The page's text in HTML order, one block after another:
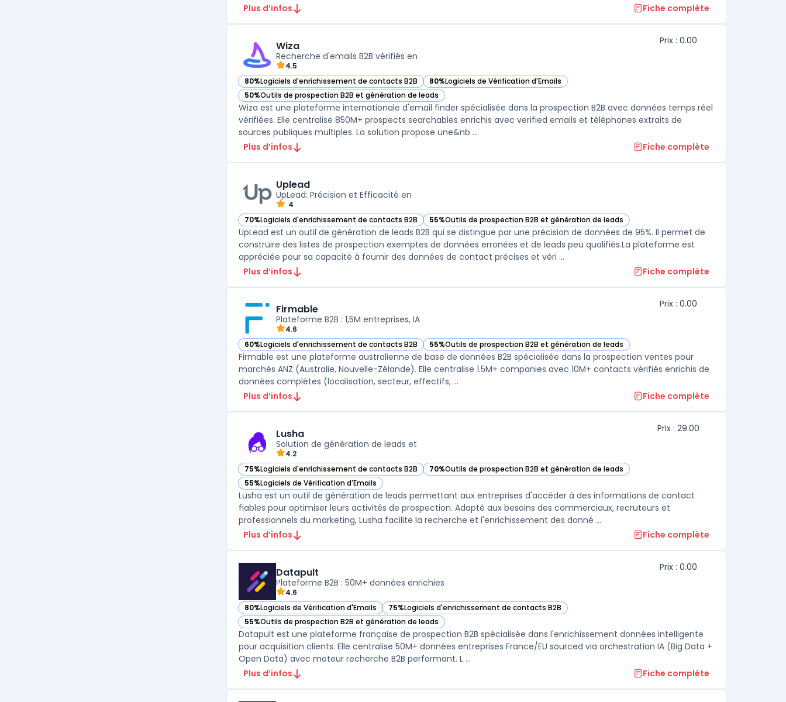
Plus d’infos
Fiche complète
Wiza
Recherche d'emails B2B vérifiés en
4.5
Prix : 0.00
80%Logiciels d'enrichissement de contacts B2B
— voir Wiza dans cette catégorie 80%Logiciels de Vérification d'Emails
— voir Wiza dans cette catégorie
50%Outils de prospection B2B et génération de leads
— voir Wiza dans cette catégorie
Wiza est une plateforme internationale d'email finder spécialisée dans la prospection B2B avec données temps réel
vérifiées. Elle centralise 850M+ prospects searchables enrichis avec verified emails et téléphones extraits de
sources publiques multiples. La solution propose une&nb ...
Plus d’infos
Fiche complète
Uplead
UpLead: Précision et Efficacité en
4
70%Logiciels d'enrichissement de contacts B2B
— voir Uplead dans cette catégorie 55%Outils de prospection B2B et génération de leads
— voir Uplead dans cette catégorie
UpLead est un outil de génération de leads B2B qui se distingue par une précision de données de 95%. Il permet de
construire des listes de prospection exemptes de données erronées et de leads peu qualifiés.La plateforme est
appréciée pour sa capacité à fournir des données de contact précises et véri ...
Plus d’infos
Fiche complète
Firmable
Plateforme B2B : 1,5M entreprises, IA
4.6
Prix : 0.00
60%Logiciels d'enrichissement de contacts B2B
— voir Firmable dans cette catégorie 55%Outils de prospection B2B et génération de leads
— voir Firmable dans cette catégorie
Firmable est une plateforme australienne de base de données B2B spécialisée dans la prospection ventes pour
marchés ANZ (Australie, Nouvelle-Zélande). Elle centralise 1.5M+ companies avec 10M+ contacts vérifiés enrichis de
données complètes (localisation, secteur, effectifs, ...
Plus d’infos
Fiche complète
Lusha
Solution de génération de leads et
4.2
Prix : 29.00
75%Logiciels d'enrichissement de contacts B2B
— voir Lusha dans cette catégorie 70%Outils de prospection B2B et génération de leads
— voir Lusha dans cette catégorie
55%Logiciels de Vérification d'Emails
— voir Lusha dans cette catégorie
Lusha est un outil de génération de leads permettant aux entreprises d'accéder à des informations de contact
fiables pour optimiser leurs activités de prospection. Adapté aux besoins des commerciaux, recruteurs et
professionnels du marketing, Lusha facilite la recherche et l'enrichissement des donné ...
Plus d’infos
Fiche complète
Datapult
Plateforme B2B : 50M+ données enrichies
4.6
Prix : 0.00
80%Logiciels de Vérification d'Emails
— voir Datapult dans cette catégorie 75%Logiciels d'enrichissement de contacts B2B
— voir Datapult dans cette catégorie
55%Outils de prospection B2B et génération de leads
— voir Datapult dans cette catégorie
Datapult est une plateforme française de prospection B2B spécialisée dans l'enrichissement données intelligente
pour acquisition clients. Elle centralise 50M+ données entreprises France/EU sourced via orchestration IA (Big Data +
Open Data) avec moteur recherche B2B performant. L ...
Plus d’infos
Fiche complète